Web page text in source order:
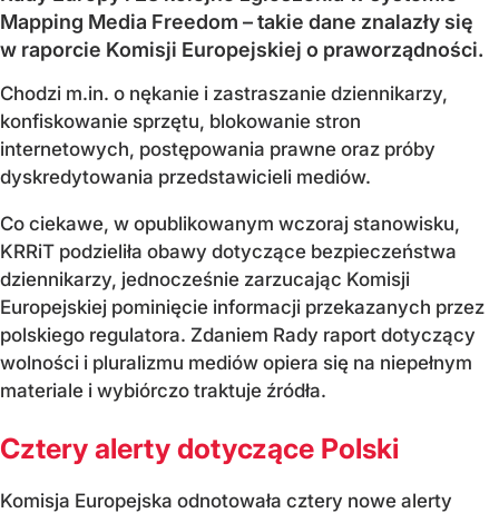
Mapping Media Freedom – takie dane znalazły się
w raporcie Komisji Europejskiej o praworządności.
Chodzi m.in. o nękanie i zastraszanie dziennikarzy,
konfiskowanie sprzętu, blokowanie stron
internetowych, postępowania prawne oraz próby
dyskredytowania przedstawicieli mediów.
Co ciekawe, w opublikowanym wczoraj stanowisku,
KRRiT podzieliła obawy dotyczące bezpieczeństwa
dziennikarzy, jednocześnie zarzucając Komisji
Europejskiej pominięcie informacji przekazanych przez
polskiego regulatora. Zdaniem Rady raport dotyczący
wolności i pluralizmu mediów opiera się na niepełnym
materiale i wybiórczo traktuje źródła.
Cztery alerty dotyczące Polski
Komisja Europejska odnotowała cztery nowe alerty